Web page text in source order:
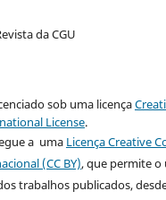
da CGU
sob uma licença
License.
a uma Licença Creative
(CC BY), que permite o
trabalhos publicados,